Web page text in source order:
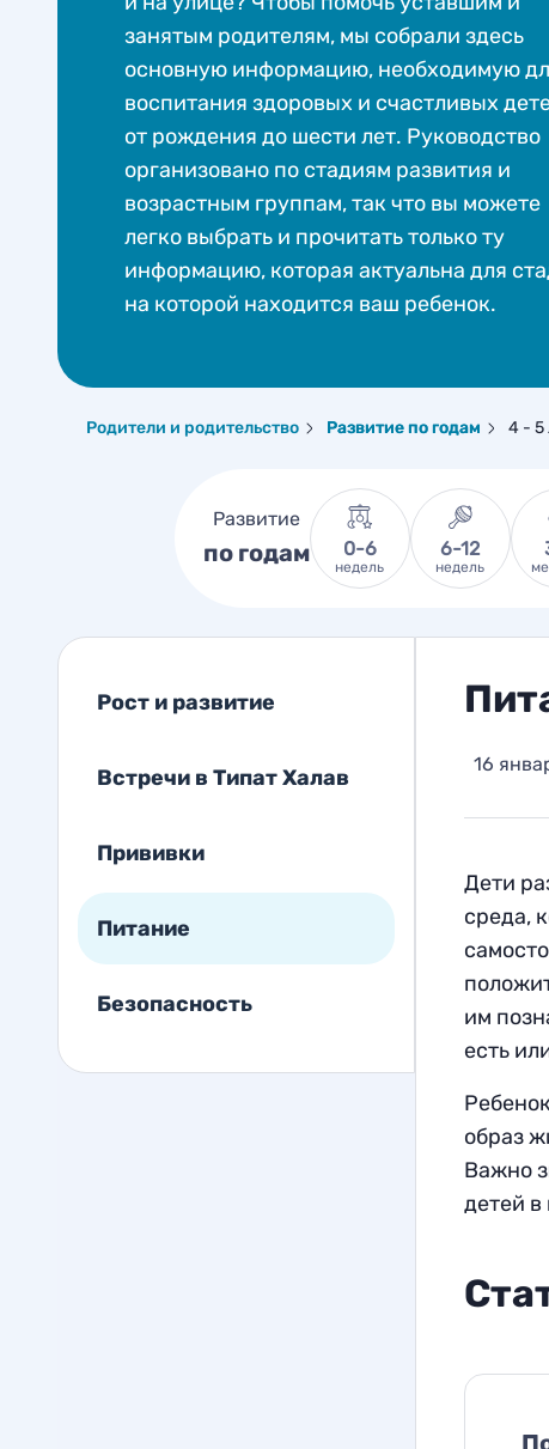
занятым родителям, мы собрали здесь
основную информацию, необходимую
воспитания здоровых и счастливых
от рождения до шести лет. Руководство
организовано по стадиям развития и
возрастным группам, так что вы можете
легко выбрать и прочитать только ту
информацию, которая актуальна для
на которой находится ваш ребенок.
Родители и родительство Развитие по годам 4 - 5
0-6
недель
6-12
недель
Развитие
по годам
Рост и развитие
Встречи в Типат Халав
Прививки
Питание
Безопасность
16
Дети
среда,
им
есть
образ
Важно
детей в